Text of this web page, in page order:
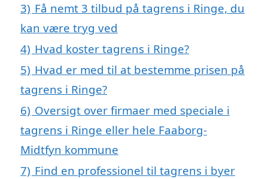
3) Få nemt 3 tilbud på tagrens i Ringe, du
kan være tryg ved
4) Hvad koster tagrens i Ringe?
5) Hvad er med til at bestemme prisen på
tagrens i Ringe?
6) Oversigt over firmaer med speciale i
tagrens i Ringe eller hele Faaborg-
Midtfyn kommune
7) Find en professionel til tagrens i byer